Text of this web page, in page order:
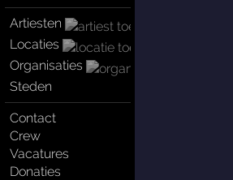
Artiesten
Locaties
Organisaties
Steden
Contact
Crew
Vacatures
Donaties